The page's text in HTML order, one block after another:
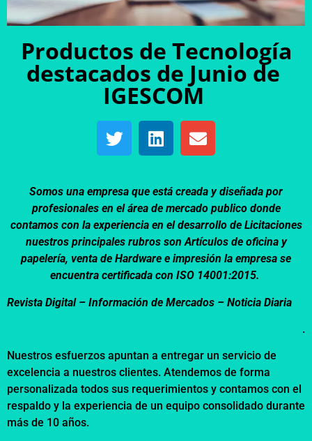
Productos de Tecnología
destacados de Junio de
IGESCOM
Somos una empresa que está creada y diseñada por
profesionales en el área de mercado publico donde
contamos con la experiencia en el desarrollo de Licitaciones
nuestros principales rubros son Artículos de oficina y
papelería, venta de Hardware e impresión la empresa se
encuentra certificada con ISO 14001:2015.
Revista Digital – Información de Mercados – Noticia Diaria
.
Nuestros esfuerzos apuntan a entregar un servicio de
excelencia a nuestros clientes. Atendemos de forma
personalizada todos sus requerimientos y contamos con el
respaldo y la experiencia de un equipo consolidado durante
más de 10 años.